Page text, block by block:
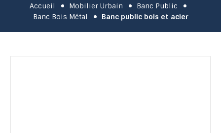
Accueil Mobilier Urbain
Banc Public
Banc Bois Métal
Banc public bois et acier